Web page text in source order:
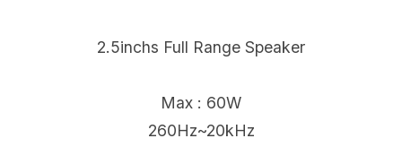
2.5inchs Full Range Speaker
Max : 60W
260Hz~20kHz